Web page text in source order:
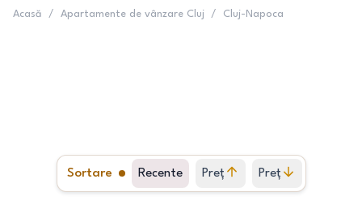
Acasă / Apartamente de vânzare Cluj / Cluj-Napoca
Sortare Recente Preț
crescător
Preț
descrescător